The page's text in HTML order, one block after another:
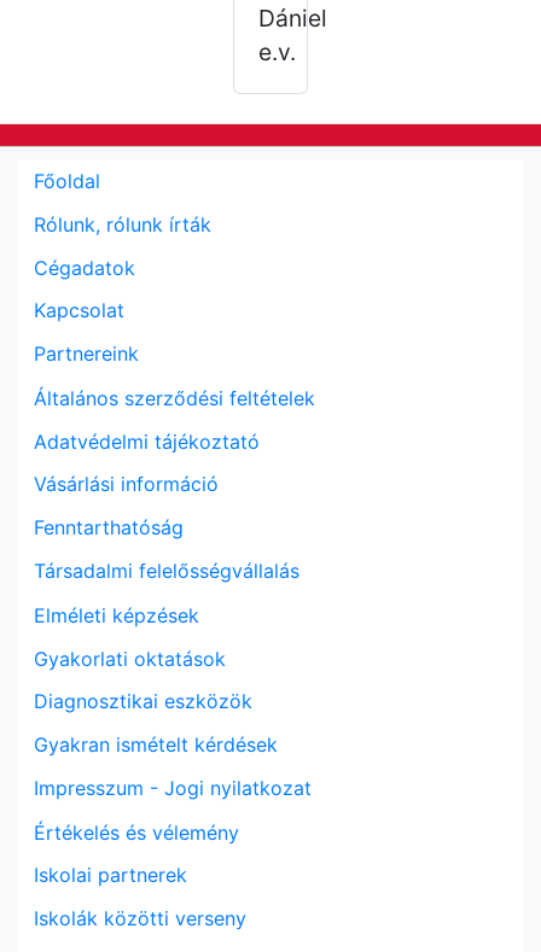
Dániel
e.v.
Főoldal
Rólunk, rólunk írták
Cégadatok
Kapcsolat
Partnereink
Általános szerződési feltételek
Adatvédelmi tájékoztató
Vásárlási információ
Fenntarthatóság
Társadalmi felelősségvállalás
Elméleti képzések
Gyakorlati oktatások
Diagnosztikai eszközök
Gyakran ismételt kérdések
Impresszum - Jogi nyilatkozat
Értékelés és vélemény
Iskolai partnerek
Iskolák közötti verseny